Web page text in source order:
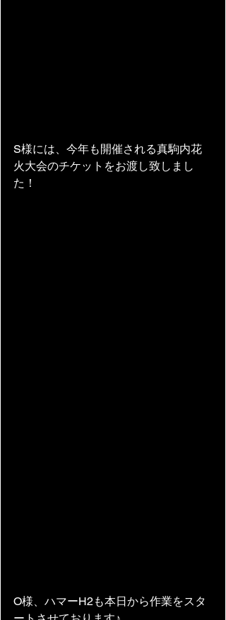
S様には、今年も開催される真駒内花
火大会のチケットをお渡し致しまし
た！
O様、ハマーH2も本日から作業をスタ